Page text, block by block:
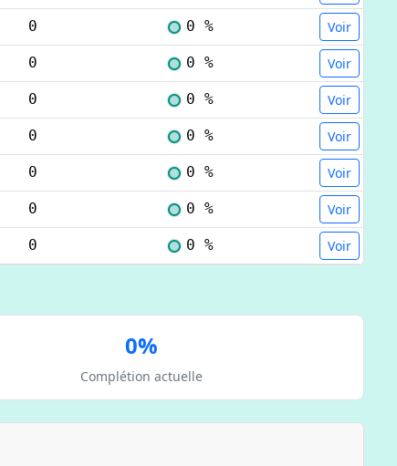
0 0 % Voir
0 0 % Voir
0 0 % Voir
0 0 % Voir
0 0 % Voir
0 0 % Voir
0 0 % Voir
0%
Complétion actuelle